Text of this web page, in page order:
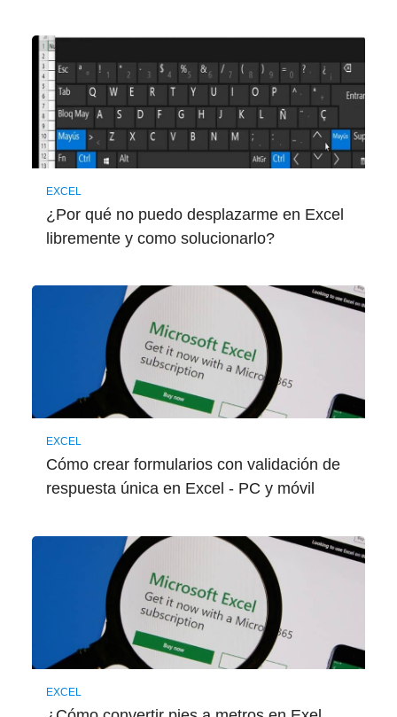
EXCEL
¿Por qué no puedo desplazarme en Excel
libremente y como solucionarlo?
EXCEL
Cómo crear formularios con validación de
respuesta única en Excel - PC y móvil
EXCEL